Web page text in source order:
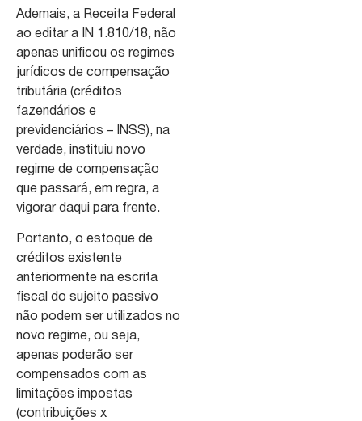
Ademais, a Receita Federal
ao editar a IN 1.810/18, não
apenas unificou os regimes
jurídicos de compensação
tributária (créditos
fazendários e
previdenciários – INSS), na
verdade, instituiu novo
regime de compensação
que passará, em regra, a
vigorar daqui para frente.
Portanto, o estoque de
créditos existente
anteriormente na escrita
fiscal do sujeito passivo
não podem ser utilizados no
novo regime, ou seja,
apenas poderão ser
compensados com as
limitações impostas
(contribuições x